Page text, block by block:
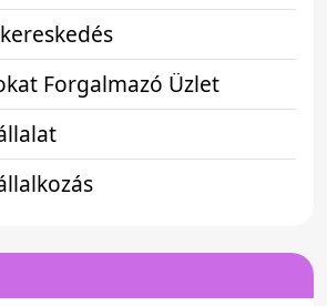
Forgalmazó Üzlet